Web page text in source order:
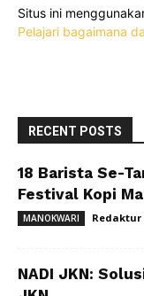
Situs ini
Pelajari bagaimana
RECENT POSTS
18 Barista Se-
Festival Kopi
MANOKWARI Redaktur
NADI JKN: